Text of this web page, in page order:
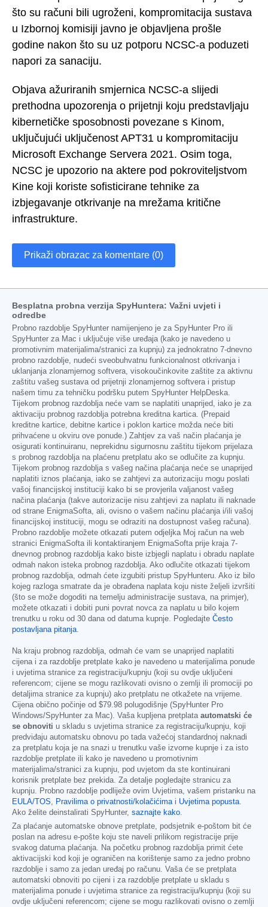
što su računi bili ugroženi, kompromitacija sustava
u Izbornoj komisiji javno je objavljena prošle
godine nakon što su uz potporu NCSC-a poduzeti
napori za sanaciju.
Objava ažuriranih smjernica NCSC-a slijedi
prethodna upozorenja o prijetnji koju predstavljaju
kibernetičke sposobnosti povezane s Kinom,
uključujući uključenost APT31 u kompromitaciju
Microsoft Exchange Servera 2021. Osim toga,
NCSC je upozorio na aktere pod pokroviteljstvom
Kine koji koriste sofisticirane tehnike za
izbjegavanje otkrivanje na mrežama kritične
infrastrukture.
Prikaži obrazac za komentare (0)
Besplatna probna verzija SpyHuntera: Važni uvjeti i
odredbe
Probno razdoblje SpyHunter namijenjeno je za SpyHunter Pro ili
SpyHunter za Mac i uključuje više uređaja (kako je navedeno u
promotivnim materijalima/stranici za kupnju) za jednokratno 7-dnevno
probno razdoblje, nudeći sveobuhvatnu funkcionalnost otkrivanja i
uklanjanja zlonamjernog softvera, visokoučinkovite zaštite za aktivnu
zaštitu vašeg sustava od prijetnji zlonamjernog softvera i pristup
našem timu za tehničku podršku putem SpyHunter HelpDeska.
Tijekom probnog razdoblja neće vam se naplatiti unaprijed, iako je za
aktivaciju probnog razdoblja potrebna kreditna kartica. (Prepaid
kreditne kartice, debitne kartice i poklon kartice možda neće biti
prihvaćene u okviru ove ponude.) Zahtjev za vaš način plaćanja je
osigurati kontinuiranu, neprekidnu sigurnosnu zaštitu tijekom prijelaza
s probnog razdoblja na plaćenu pretplatu ako se odlučite za kupnju.
Tijekom probnog razdoblja s vašeg načina plaćanja neće se unaprijed
naplatiti iznos plaćanja, iako se zahtjevi za autorizaciju mogu poslati
vašoj financijskoj instituciji kako bi se provjerila valjanost vašeg
načina plaćanja (takve autorizacije nisu zahtjevi za naplatu ili naknade
od strane EnigmaSofta, ali, ovisno o vašem načinu plaćanja i/ili vašoj
financijskoj instituciji, mogu se odraziti na dostupnost vašeg računa).
Probno razdoblje možete otkazati putem odjeljka Moj račun na web
stranici EnigmaSofta ili kontaktiranjem EnigmaSofta prije kraja 7-
dnevnog probnog razdoblja kako biste izbjegli naplatu i obradu naplate
odmah nakon isteka probnog razdoblja. Ako odlučite otkazati tijekom
probnog razdoblja, odmah ćete izgubiti pristup SpyHunteru. Ako iz bilo
kojeg razloga smatrate da je obrađena naplata koju niste željeli izvršiti
(što se može dogoditi na temelju administracije sustava, na primjer),
možete otkazati i dobiti puni povrat novca za naplatu u bilo kojem
trenutku u roku od 30 dana od datuma kupnje. Pogledajte Često
postavljana pitanja
Na kraju probnog razdoblja, odmah će vam se unaprijed naplatiti
cijena i za razdoblje pretplate kako je navedeno u materijalima ponude
i uvjetima stranice za registraciju/kupnju (koji su ovdje uključeni
referencom; cijene se mogu razlikovati ovisno o zemlji ili promociji po
detaljima stranice za kupnju) ako pretplatu ne otkažete na vrijeme.
Cijena obično počinje od $79.98 polugodišnje (SpyHunter Pro
Windows/SpyHunter za Mac). Vaša kupljena pretplata automatski će
se obnoviti u skladu s uvjetima stranice za registraciju/kupnju, koji
predviđaju automatsku obnovu po tada važećoj standardnoj naknadi
za pretplatu koja je na snazi u trenutku vaše izvorne kupnje i za isto
razdoblje pretplate ili kako je navedeno u promotivnim
materijalima/stranici za kupnju, pod uvjetom da ste kontinuirani
korisnik pretplate bez prekida. Za detalje pogledajte stranicu za
kupnju. Probno razdoblje podliježe ovim Uvjetima, vašem pristanku na
EULA/TOS
Pravilima o privatnosti/kolačićima i Uvjetima popusta
Ako želite deinstalirati SpyHunter, saznajte kako
Za plaćanje automatske obnove pretplate, podsjetnik e-poštom bit će
poslan na adresu e-pošte koju ste naveli prilikom registracije prije
svakog datuma plaćanja. Na početku probnog razdoblja primit ćete
aktivacijski kod koji je ograničen na korištenje samo za jedno probno
razdoblje i samo za jedan uređaj po računu. Vaša će se pretplata
automatski obnoviti po cijeni i za razdoblje pretplate u skladu s
materijalima ponude i uvjetima stranice za registraciju/kupnju (koji su
ovdje uključeni referencom; cijene se mogu razlikovati ovisno o zemlji